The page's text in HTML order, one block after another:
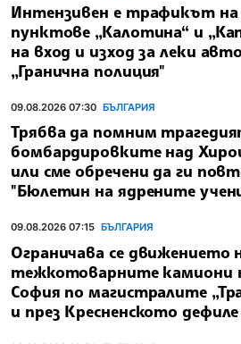
Интензивен е трафикът на
пунктове „Калотина“ и
на вход и изход за леки
„Гранична полиция"
09.08.2026 07:30 БЪЛГАРИЯ
Трябва да помним
бомбардировките над
или сме обречени да ги
"Бюлетин на ядрените
09.08.2026 07:15 БЪЛГАРИЯ
Ограничава се движението
тежкотоварните камиони
София по магистралите
и през Кресненското дефиле